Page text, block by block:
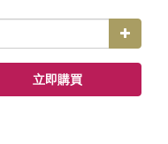
立即購買